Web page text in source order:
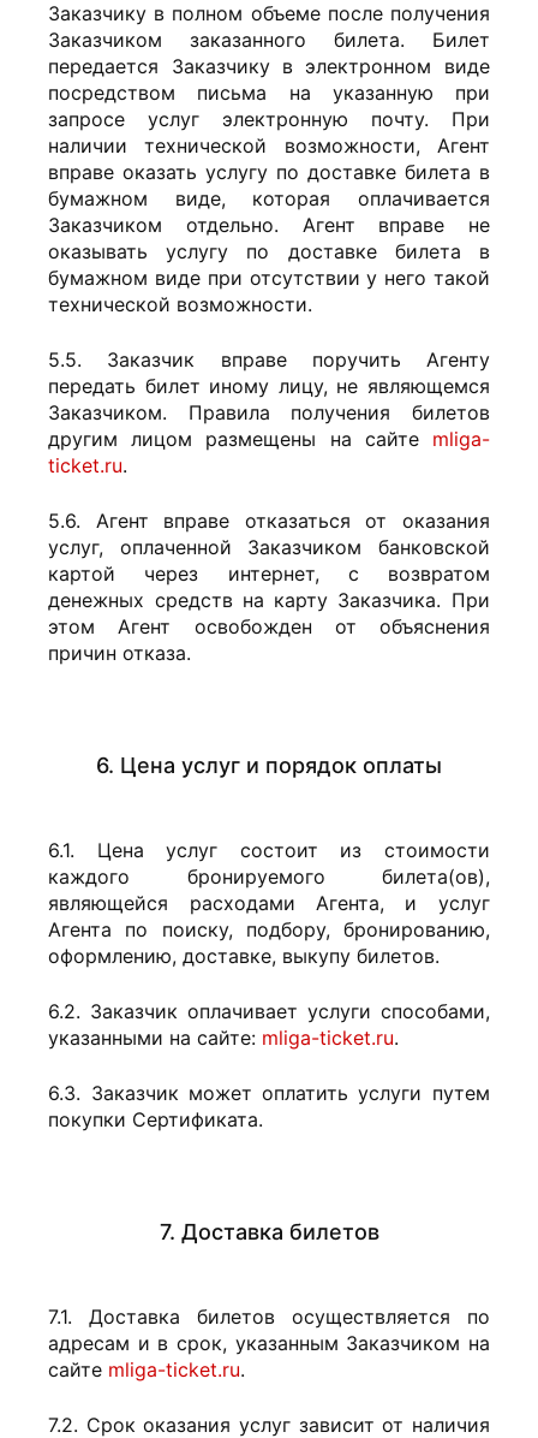
Заказчику в полном объеме после получения
Заказчиком заказанного билета. Билет
передается Заказчику в электронном виде
посредством письма на указанную при
запросе услуг электронную почту. При
наличии технической возможности, Агент
вправе оказать услугу по доставке билета в
бумажном виде, которая оплачивается
Заказчиком отдельно. Агент вправе не
оказывать услугу по доставке билета в
бумажном виде при отсутствии у него такой
технической возможности.
5.5. Заказчик вправе поручить Агенту
передать билет иному лицу, не являющемся
Заказчиком. Правила получения билетов
другим лицом размещены на сайте mliga-
ticket.ru.
5.6. Агент вправе отказаться от оказания
услуг, оплаченной Заказчиком банковской
картой через интернет, с возвратом
денежных средств на карту Заказчика. При
этом Агент освобожден от объяснения
причин отказа.
6. Цена услуг и порядок оплаты
6.1. Цена услуг состоит из стоимости
каждого бронируемого билета(ов),
являющейся расходами Агента, и услуг
Агента по поиску, подбору, бронированию,
оформлению, доставке, выкупу билетов.
6.2. Заказчик оплачивает услуги способами,
указанными на сайте: mliga-ticket.ru.
6.3. Заказчик может оплатить услуги путем
покупки Сертификата.
7. Доставка билетов
7.1. Доставка билетов осуществляется по
адресам и в срок, указанным Заказчиком на
сайте mliga-ticket.ru.
7.2. Срок оказания услуг зависит от наличия